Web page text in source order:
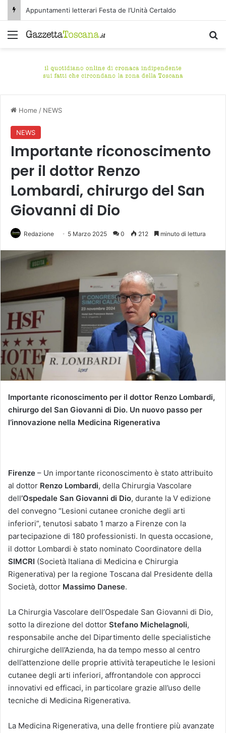
Appuntamenti letterari Festa de l’Unità Certaldo
Menu
Home / NEWS
NEWS
Importante riconoscimento
per il dottor Renzo
Lombardi, chirurgo del San
Giovanni di Dio
Redazione 5 Marzo 2025 0 212 minuto di lettura
Importante riconoscimento per il dottor Renzo Lombardi,
chirurgo del San Giovanni di Dio. Un nuovo passo per
l’innovazione nella Medicina Rigenerativa
Firenze – Un importante riconoscimento è stato attribuito
al dottor Renzo Lombardi, della Chirurgia Vascolare
dell’Ospedale San Giovanni di Dio, durante la V edizione
del convegno “Lesioni cutanee croniche degli arti
inferiori”, tenutosi sabato 1 marzo a Firenze con la
partecipazione di 180 professionisti. In questa occasione,
il dottor Lombardi è stato nominato Coordinatore della
SIMCRI (Società Italiana di Medicina e Chirurgia
Rigenerativa) per la regione Toscana dal Presidente della
Società, dottor Massimo Danese.
La Chirurgia Vascolare dell’Ospedale San Giovanni di Dio,
sotto la direzione del dottor Stefano Michelagnoli,
responsabile anche del Dipartimento delle specialistiche
chirurgiche dell’Azienda, ha da tempo messo al centro
dell’attenzione delle proprie attività terapeutiche le lesioni
cutanee degli arti inferiori, affrontandole con approcci
innovativi ed efficaci, in particolare grazie all’uso delle
tecniche di Medicina Rigenerativa.
La Medicina Rigenerativa, una delle frontiere più avanzate